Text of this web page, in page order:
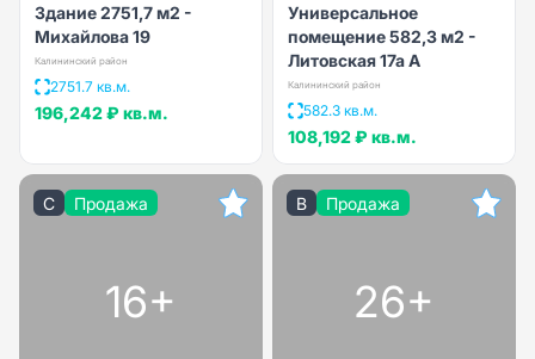
Здание 2751,7 м2 -
Михайлова 19
Калининский район
2751.7 кв.м.
196,242 ₽ кв.м.
Универсальное
помещение 582,3 м2 -
Литовская 17а А
Калининский район
582.3 кв.м.
108,192 ₽ кв.м.
C Продажа
16+
B Продажа
26+